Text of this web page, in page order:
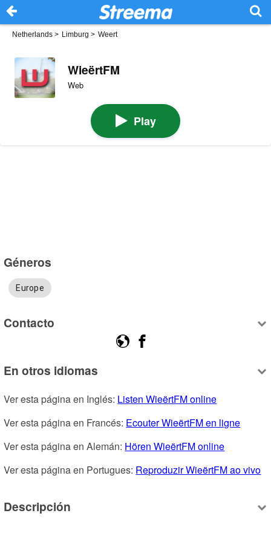
Netherlands > Limburg > Weert
WieërtFM
Web
Play
Géneros
Europe
Contacto
En otros idiomas
Ver esta página en Inglés: Listen WieërtFM online
Ver esta página en Francés: Ecouter WieërtFM en ligne
Ver esta página en Alemán: Hören WieërtFM online
Ver esta página en Portugues: Reproduzir WieërtFM ao vivo
Descripción